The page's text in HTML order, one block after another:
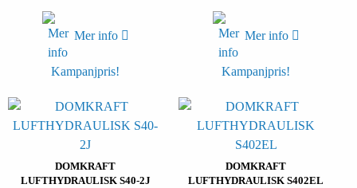
Mer info
Kampanjpris!
Mer info
Kampanjpris!
DOMKRAFT
LUFTHYDRAULISK S40-2J
DOMKRAFT
LUFTHYDRAULISK S402EL